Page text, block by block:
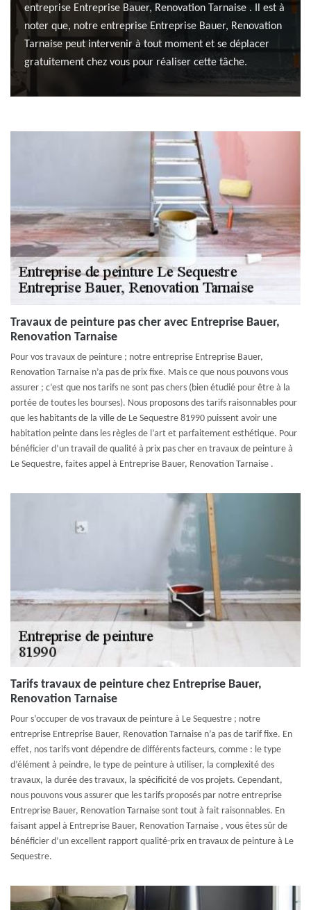
entreprise Entreprise Bauer, Renovation Tarnaise . Il est à
noter que, notre entreprise Entreprise Bauer, Renovation
Tarnaise peut intervenir à tout moment et se déplacer
gratuitement chez vous pour réaliser cette tâche.
Travaux de peinture pas cher avec Entreprise Bauer,
Renovation Tarnaise
Pour vos travaux de peinture ; notre entreprise Entreprise Bauer,
Renovation Tarnaise n’a pas de prix fixe. Mais ce que nous pouvons vous
assurer ; c’est que nos tarifs ne sont pas chers (bien étudié pour être à la
portée de toutes les bourses). Nous proposons des tarifs raisonnables pour
que les habitants de la ville de Le Sequestre 81990 puissent avoir une
habitation peinte dans les règles de l’art et parfaitement esthétique. Pour
bénéficier d’un travail de qualité à prix pas cher en travaux de peinture à
Le Sequestre, faites appel à Entreprise Bauer, Renovation Tarnaise .
Tarifs travaux de peinture chez Entreprise Bauer,
Renovation Tarnaise
Pour s’occuper de vos travaux de peinture à Le Sequestre ; notre
entreprise Entreprise Bauer, Renovation Tarnaise n’a pas de tarif fixe. En
effet, nos tarifs vont dépendre de différents facteurs, comme : le type
d’élément à peindre, le type de peinture à utiliser, la complexité des
travaux, la durée des travaux, la spécificité de vos projets. Cependant,
nous pouvons vous assurer que les tarifs proposés par notre entreprise
Entreprise Bauer, Renovation Tarnaise sont tout à fait raisonnables. En
faisant appel à Entreprise Bauer, Renovation Tarnaise , vous êtes sûr de
bénéficier d’un excellent rapport qualité-prix en travaux de peinture à Le
Sequestre.